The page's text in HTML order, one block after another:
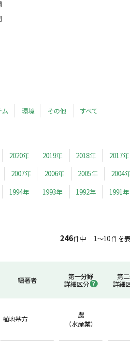
環境 その他 すべて
2020年 2019年 2018年 2017年
2007年 2006年 2005年 2004
1994年 1993年 1992年 1991年
246件中 1～10 件を
編著者
第一分野
詳細区分
第
詳細
植地基方
農
（水産業）